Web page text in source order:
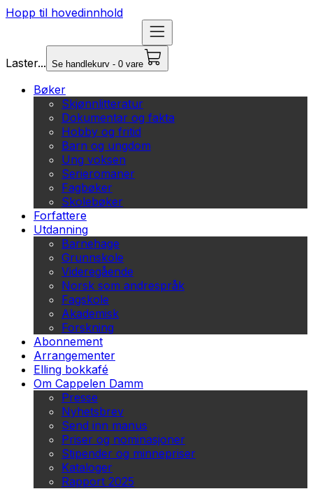
Hopp til hovedinnhold
Laster... Se handlekurv - 0 vare
Bøker
Skjønnlitteratur
Dokumentar og fakta
Hobby og fritid
Barn og ungdom
Ung voksen
Serieromaner
Fagbøker
Skolebøker
Forfattere
Utdanning
Barnehage
Grunnskole
Videregående
Norsk som andrespråk
Fagskole
Akademisk
Forskning
Abonnement
Arrangementer
Elling bokkafé
Om Cappelen Damm
Presse
Nyhetsbrev
Send inn manus
Priser og nominasjoner
Stipender og minnepriser
Kataloger
Rapport 2025